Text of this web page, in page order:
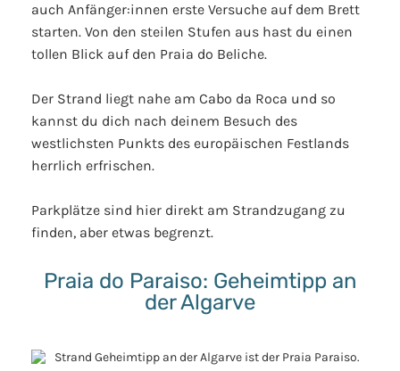
auch Anfänger:innen erste Versuche auf dem Brett
starten. Von den steilen Stufen aus hast du einen
tollen Blick auf den Praia do Beliche.
Der Strand liegt nahe am Cabo da Roca und so
kannst du dich nach deinem Besuch des
westlichsten Punkts des europäischen Festlands
herrlich erfrischen.
Parkplätze sind hier direkt am Strandzugang zu
finden, aber etwas begrenzt.
Praia do Paraiso: Geheimtipp an
der Algarve